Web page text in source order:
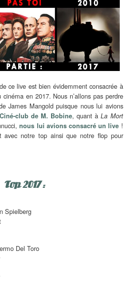
ce live est bien évidemment consacrée à
en 2017. Nous n’allons pas perdre
James Mangold puisque nous lui avions
club de M. Bobine, quant àLa Mort
nous lui avions consacré un live !
avec notre top ainsi que notre flop pour
Top 2017 :
Spielberg
Del Toro